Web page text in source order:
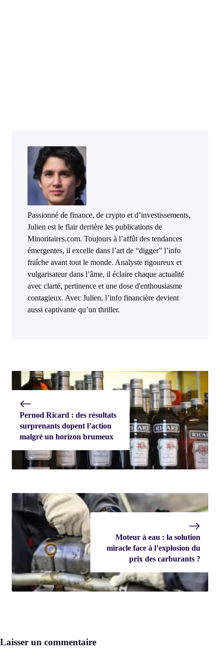
Passionné de finance, de crypto et d’investissements,
Julien est le flair derrière les publications de
Minoritaires.com. Toujours à l’affût des tendances
émergentes, il excelle dans l’art de “digger” l’info
fraîche avant tout le monde. Analyste rigoureux et
vulgarisateur dans l’âme, il éclaire chaque actualité
avec clarté, pertinence et une dose d'enthousiasme
contagieux. Avec Julien, l’info financière devient
aussi captivante qu’un thriller.
Pernod Ricard : des résultats
surprenants dopent l’action
malgré un horizon brumeux
Moteur à eau : la solution
miracle face à l’explosion du
prix des carburants ?
Laisser un commentaire